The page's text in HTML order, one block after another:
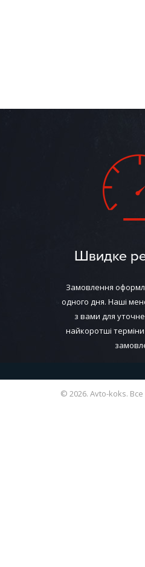
Швидке
Замовлення
одного дня. Наші
з вами для
найкоротші
© 2026. Avto-koks.